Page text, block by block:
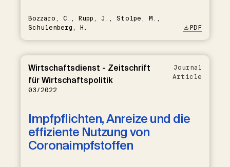
Bozzaro, C., Rupp, J., Stolpe, M.,
Schulenberg, H.
PDF
Wirtschaftsdienst - Zeitschrift
für Wirtschaftspolitik
03/2022
Journal
Article
Impfpflichten, Anreize und die
effiziente Nutzung von
Coronaimpfstoffen